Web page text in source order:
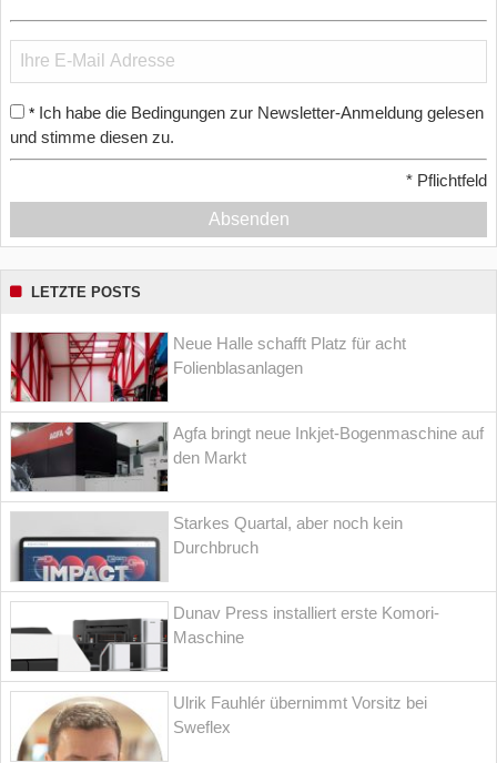
* Ich habe die Bedingungen zur Newsletter-Anmeldung gelesen
und stimme diesen zu.
* Pflichtfeld
Absenden
LETZTE POSTS
Neue Halle schafft Platz für acht
Folienblasanlagen
Agfa bringt neue Inkjet-Bogenmaschine auf
den Markt
Starkes Quartal, aber noch kein
Durchbruch
Dunav Press installiert erste Komori-
Maschine
Ulrik Fauhlér übernimmt Vorsitz bei
Sweflex